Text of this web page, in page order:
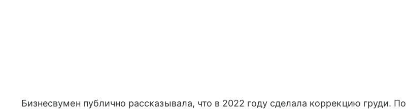
Бизнесвумен публично рассказывала, что в 2022 году сделала коррекцию груди. По